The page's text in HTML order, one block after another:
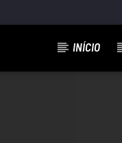
INÍCIO